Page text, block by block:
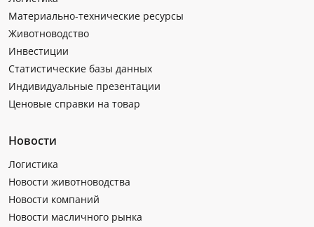
Материально-технические ресурсы
Животноводство
Инвестиции
Статистические базы данных
Индивидуальные презентации
Ценовые справки на товар
Новости
Логистика
Новости животноводства
Новости компаний
Новости масличного рынка